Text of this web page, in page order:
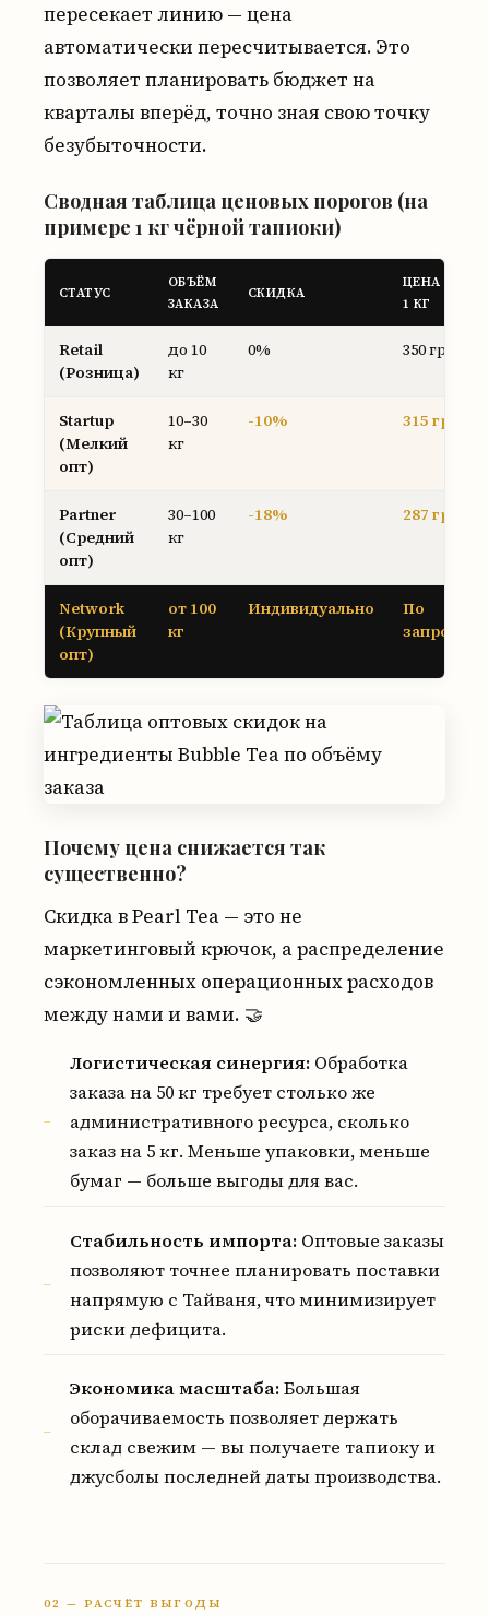
пересекает линию — цена
автоматически пересчитывается. Это
позволяет планировать бюджет на
кварталы вперёд, точно зная свою точку
безубыточности.
Сводная таблица ценовых порогов (на
примере 1 кг чёрной тапиоки)
СТАТУС
ОБЪЁМ
ЗАКАЗА
СКИДКА
ЦЕНА ЗА
1 КГ
Retail
(Розница)
до 10
кг
0% 350 грн
Startup
(Мелкий
опт)
10–30
кг
-10% 315 грн
Partner
(Средний
опт)
30–100
кг
-18% 287 грн
Network
(Крупный
опт)
от 100
кг
Индивидуально
По
запросу
Почему цена снижается так
существенно?
Скидка в Pearl Tea — это не
маркетинговый крючок, а распределение
сэкономленных операционных расходов
между нами и вами. 🤝
Логистическая синергия: Обработка
заказа на 50 кг требует столько же
административного ресурса, сколько
заказ на 5 кг. Меньше упаковки, меньше
бумаг — больше выгоды для вас.
Стабильность импорта: Оптовые заказы
позволяют точнее планировать поставки
напрямую с Тайваня, что минимизирует
риски дефицита.
Экономика масштаба:Большая
оборачиваемость позволяет держать
склад свежим — вы получаете тапиоку и
джусболы последней даты производства.
02 — РАСЧЁТ ВЫГОДЫ